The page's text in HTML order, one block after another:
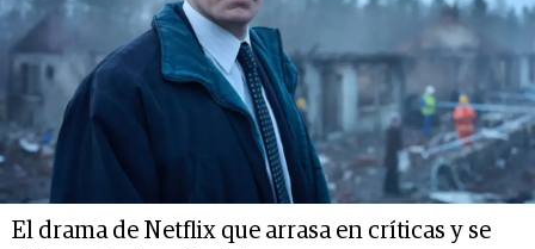
El drama de Netflix que arrasa en críticas y se